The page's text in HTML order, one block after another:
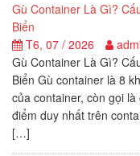
Gù Container Là Gì?
Biển
T6, 07 / 2026
Gù Container Là Gì?
Biển Gù container là 8
của container, còn gọi
điểm duy nhất trên
[…]